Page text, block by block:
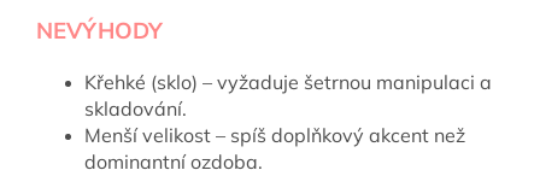
NEVÝHODY
Křehké (sklo) – vyžaduje šetrnou manipulaci a
skladování.
Menší velikost – spíš doplňkový akcent než
dominantní ozdoba.